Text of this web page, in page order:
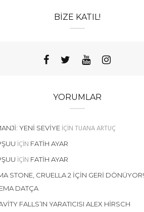
BIZE KATIL!
YORUMLAR
YENI SEVIYE IÇINTUANA ARTUÇ
IÇIN FATIH AYAR
IÇIN FATIH AYAR
STONE, CRUELLA 2 İÇIN GERI DÖNÜYOR!
DATÇA
FALLS’IN YARATICISI ALEX HIRSCH